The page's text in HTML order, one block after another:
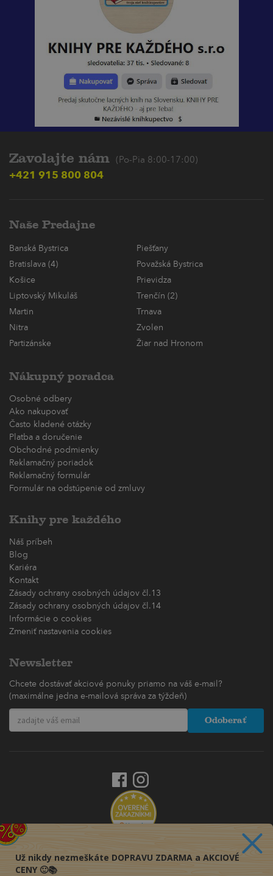
Zavolajte nám (Po-Pia 8:00-17:00)
+421 915 800 804
Naše Predajne
Banská Bystrica
Piešťany
Bratislava (4)
Považská Bystrica
Košice
Prievidza
Liptovský Mikuláš
Trenčín (2)
Martin
Trnava
Nitra
Zvolen
Partizánske
Žiar nad Hronom
Nákupný poradca
Osobné odbery
Ako nakupovať
Často kladené otázky
Platba a doručenie
Obchodné podmienky
Reklamačný poriadok
Reklamačný formulár
Formulár na odstúpenie od zmluvy
Knihy pre každého
Náš príbeh
Blog
Kariéra
Kontakt
Zásady ochrany osobných údajov čl.13
Zásady ochrany osobných údajov čl.14
Informácie o cookies
Zmeniť nastavenia cookies
Newsletter
Chcete dostávať akciové ponuky priamo na váš e-mail?
(maximálne jedna e-mailová správa za týždeň)
Odoberať
Už nikdy nezmeškáte DOPRAVU ZDARMA a AKCIOVÉ
CENY 🙂📚